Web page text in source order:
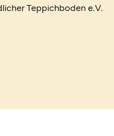
Teppichboden e.V.